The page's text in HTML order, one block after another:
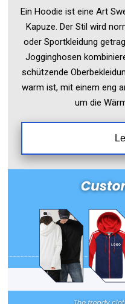
Ein Hoodie ist eine Art
Kapuze. Der Stil wird
oder Sportkleidung
Jogginghosen
schützende
warm ist, mit einem eng
um die